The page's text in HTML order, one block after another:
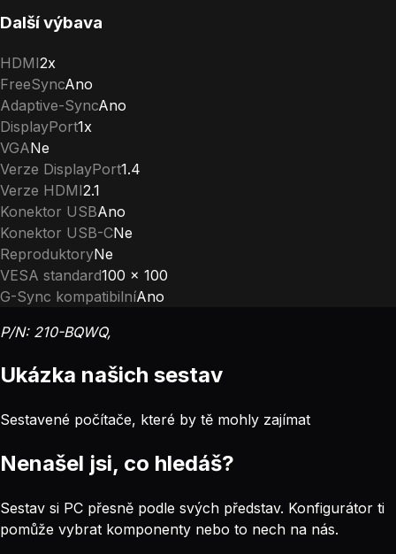
Další výbava
HDMI2x
FreeSyncAno
Adaptive-SyncAno
DisplayPort1x
VGANe
Verze DisplayPort1.4
Verze HDMI2.1
Konektor USBAno
Konektor USB-CNe
ReproduktoryNe
VESA standard100 x 100
G-Sync kompatibilníAno
P/N: 210-BQWQ,
Ukázka našich sestav
Sestavené počítače, které by tě mohly zajímat
Nenašel jsi, co hledáš?
Sestav si PC přesně podle svých představ. Konfigurátor ti
pomůže vybrat komponenty nebo to nech na nás.